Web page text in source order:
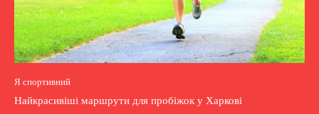
Я спортивний
Найкрасивіші маршрути для пробіжок у Харкові